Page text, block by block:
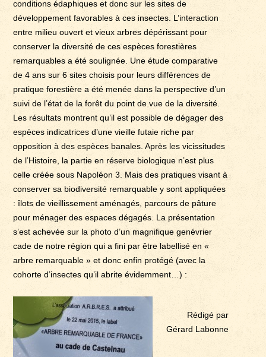
conditions édaphiques et donc sur les sites de
développement favorables à ces insectes. L’interaction
entre milieu ouvert et vieux arbres dépérissant pour
conserver la diversité de ces espèces forestières
remarquables a été soulignée. Une étude comparative
de 4 ans sur 6 sites choisis pour leurs différences de
pratique forestière a été menée dans la perspective d’un
suivi de l’état de la forêt du point de vue de la diversité.
Les résultats montrent qu’il est possible de dégager des
espèces indicatrices d’une vieille futaie riche par
opposition à des espèces banales. Après les vicissitudes
de l’Histoire, la partie en réserve biologique n’est plus
celle créée sous Napoléon 3. Mais des pratiques visant à
conserver sa biodiversité remarquable y sont appliquées
: îlots de vieillissement aménagés, parcours de pâture
pour ménager des espaces dégagés. La présentation
s’est achevée sur la photo d’un magnifique genévrier
cade de notre région qui a fini par être labellisé en «
arbre remarquable » et donc enfin protégé (avec la
cohorte d’insectes qu’il abrite évidemment…) :
Rédigé par
Gérard Labonne